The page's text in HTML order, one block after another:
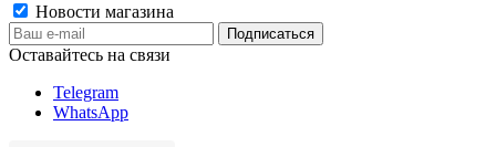
Новости магазина
Оставайтесь на связи
Telegram
WhatsApp